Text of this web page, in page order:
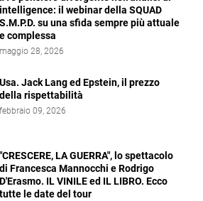
intelligence: il webinar della SQUAD
S.M.P.D. su una sfida sempre più attuale
e complessa
maggio 28, 2026
Usa. Jack Lang ed Epstein, il prezzo
della rispettabilità
febbraio 09, 2026
"CRESCERE, LA GUERRA", lo spettacolo
di Francesca Mannocchi e Rodrigo
D'Erasmo. IL VINILE ed IL LIBRO. Ecco
tutte le date del tour